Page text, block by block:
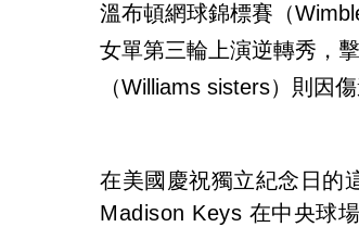
溫布頓網球錦標賽（
女單第三輪上演逆轉秀，
（Williams sisters）則因
在美國慶祝獨立紀念日的
Madison Keys 在中央球